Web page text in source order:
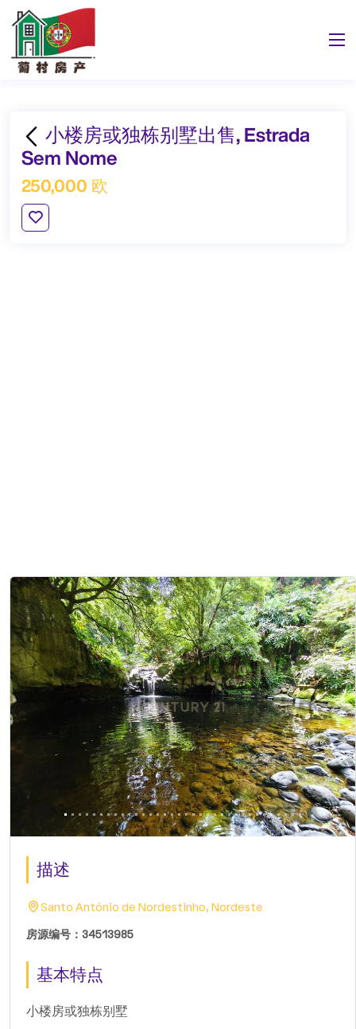
小楼房或独栋别墅出售, Estrada
Sem Nome
250,000 欧
描述
Santo António de Nordestinho, Nordeste
房源编号：34513985
基本特点
小楼房或独栋别墅